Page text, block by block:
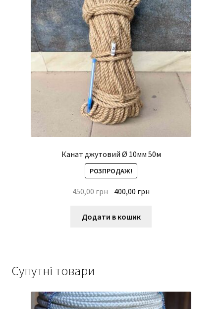
Канат джутовий Ø 10мм 50м
РОЗПРОДАЖ!
450,00грн Оригінальна
450,00 грн.
400,00 грн
Додати в кошик
Супутні товари